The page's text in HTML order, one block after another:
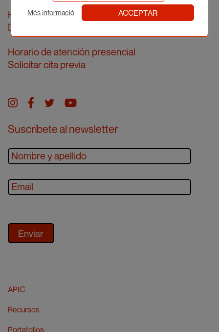
Horario de atención telefónica
De lunes a viernes de 10 a 14 h
Horario de atención presencial
Solicitar cita previa
Instagram
facebook
twitteryoutube
Suscríbete al newsletter
APIC
Recursos
Portafolios
Més informació ACCEPTAR